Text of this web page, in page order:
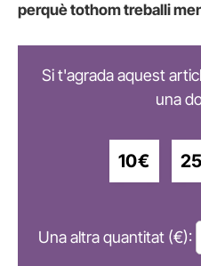
perquè tothom treballi
Si t'agrada aquest
una
10€
Una altra quantitat (€):